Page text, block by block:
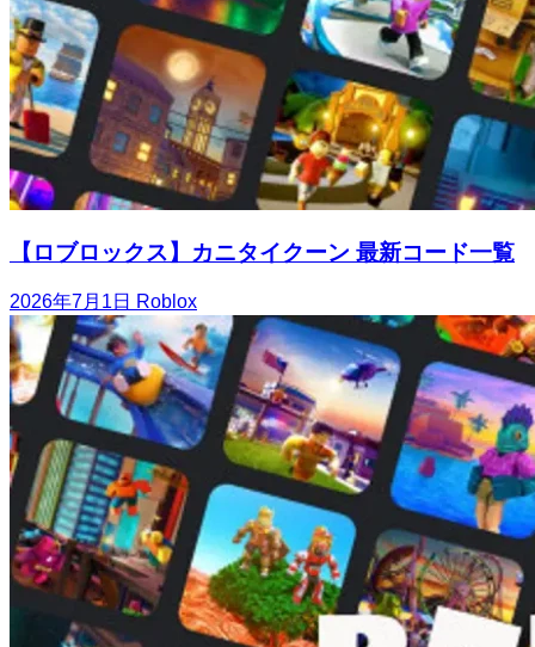
【ロブロックス】カニタイクーン 最新コード一覧
2026年7月1日 Roblox